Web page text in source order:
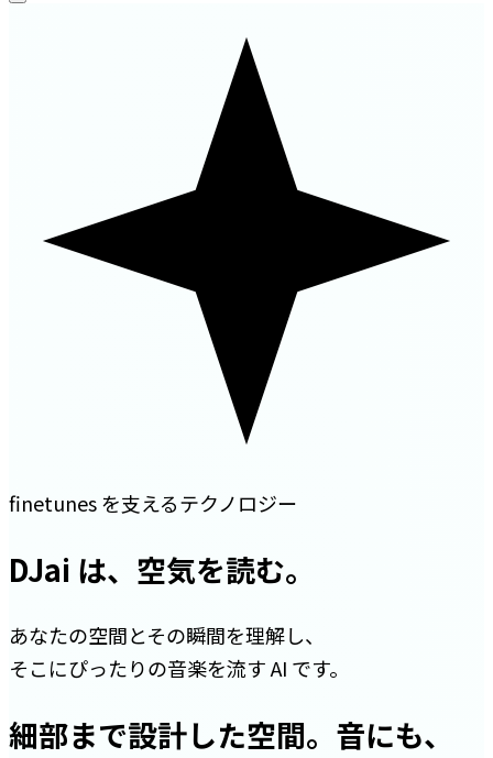
finetunes を支えるテクノロジー
DJai は、空気を読む。
あなたの空間とその瞬間を理解し、
そこにぴったりの音楽を流す AI です。
細部まで設計した空間。音にも、